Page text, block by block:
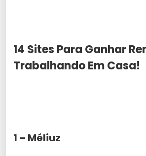
14 Sites Para Ganhar
Trabalhando Em Casa!
1 – Méliuz